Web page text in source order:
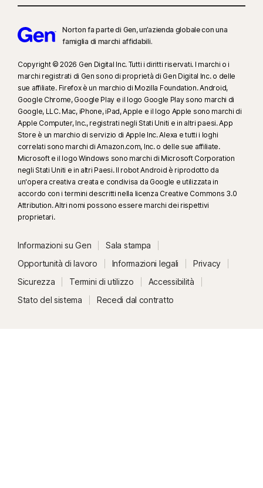
Norton fa parte di Gen, un’azienda globale con una
famiglia di marchi affidabili.
Copyright © 2026 Gen Digital Inc. Tutti i diritti riservati. I marchi o i
marchi registrati di Gen sono di proprietà di Gen Digital Inc. o delle
sue affiliate. Firefox è un marchio di Mozilla Foundation. Android,
Google Chrome, Google Play e il logo Google Play sono marchi di
Google, LLC. Mac, iPhone, iPad, Apple e il logo Apple sono marchi di
Apple Computer, Inc., registrati negli Stati Uniti e in altri paesi. App
Store è un marchio di servizio di Apple Inc. Alexa e tutti i loghi
correlati sono marchi di Amazon.com, Inc. o delle sue affiliate.
Microsoft e il logo Windows sono marchi di Microsoft Corporation
negli Stati Uniti e in altri Paesi. Il robot Android è riprodotto da
un'opera creativa creata e condivisa da Google e utilizzata in
accordo con i termini descritti nella licenza Creative Commons 3.0
Attribution. Altri nomi possono essere marchi dei rispettivi
proprietari.
Informazioni su Gen
Sala stampa
Opportunità di lavoro
Informazioni legali
Privacy
Sicurezza
Termini di utilizzo
Accessibilità
Stato del sistema
Recedi dal contratto